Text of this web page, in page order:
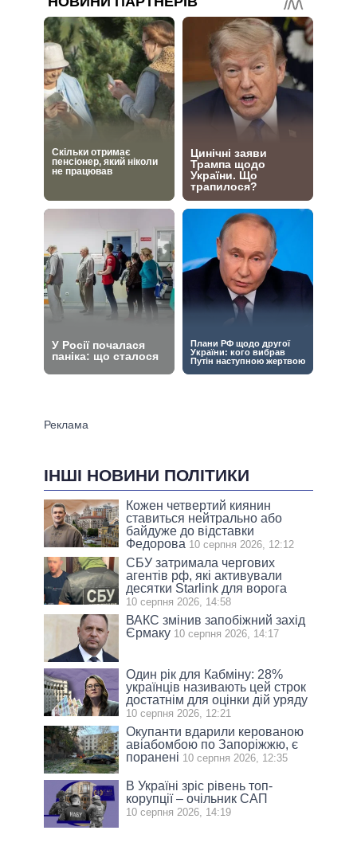
ІНШІ НОВИНИ ПОЛІТИКИ
Кожен четвертий киянин
ставиться нейтрально або
байдуже до відставки
Федорова 10 серпня 2026, 12:12
СБУ затримала чергових
агентів рф, які активували
десятки Starlink для ворога
10 серпня 2026, 14:58
ВАКС змінив запобіжний захід
Єрмаку 10 серпня 2026, 14:17
Один рік для Кабміну: 28%
українців називають цей строк
достатнім для оцінки дій уряду
10 серпня 2026, 12:21
Окупанти вдарили керованою
авіабомбою по Запоріжжю, є
поранені 10 серпня 2026, 12:35
В Україні зріс рівень топ-
корупції – очільник САП
10 серпня 2026, 14:19